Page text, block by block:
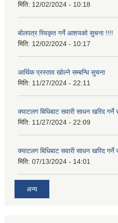
मिति: 12/02/2024 - 10:18
बोलपत्र स्विकृत गर्ने आशयको सुचना !!!!
मिति: 12/02/2024 - 10:17
आर्थिक प्रस्ताव खोल्ने सम्बन्धि सुचना
मिति: 11/27/2024 - 22:11
क्याटलग बिधिबाट सवारी साधन खरिद गर्ने
मिति: 11/27/2024 - 22:09
क्याटलग बिधिबाट सवारी साधन खरिद
मिति: 07/13/2024 - 14:01
अन्य